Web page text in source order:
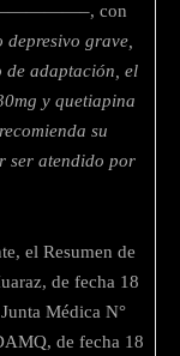
con
depresivo grave,
de adaptación, el
y quetiapina
su
ser atendido por
el Resumen de
de fecha 18
Médica N°
de fecha 18